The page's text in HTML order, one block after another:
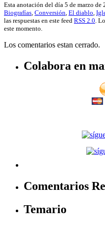
Esta anotación del día 5 de marzo de
Biografías Conversión El diablo
las respuestas en este feed RSS 2.0 .
este momento.
Los comentarios estan cerrado.
Colabora en
Comentarios
Temario